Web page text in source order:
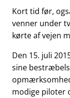
Kort tid før,
venner under
kørte af vejen
Den 15. juli
sine
modige piloter